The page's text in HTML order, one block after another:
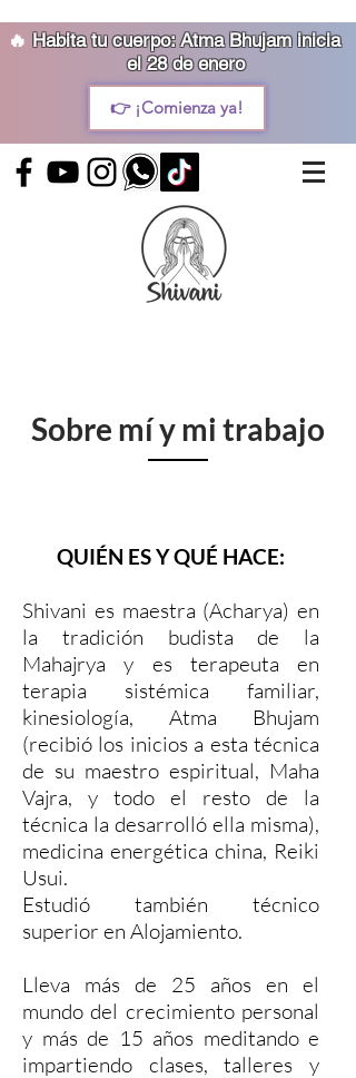
🔥 Habita tu cuerpo: Atma Bhujam inicia
el 28 de enero
👉 ¡Comienza ya!
Sobre mí y mi trabajo
QUIÉN ES Y QUÉ HACE:
Shivani es maestra (Acharya) en
la tradición budista de la
Mahajrya y es terapeuta en
terapia sistémica familiar,
kinesiología, Atma Bhujam
(recibió los inicios a esta técnica
de su maestro espiritual, Maha
Vajra, y todo el resto de la
técnica la desarrolló ella misma),
medicina energética china, Reiki
Usui.
Estudió también técnico
superior en Alojamiento.
Lleva más de 25 años en el
mundo del crecimiento personal
y más de 15 años meditando e
impartiendo clases, talleres y